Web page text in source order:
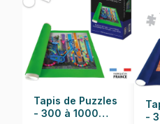
Nombre de pièces
Dimensions
Tapis de Puzzles
- 300 à 1000
-